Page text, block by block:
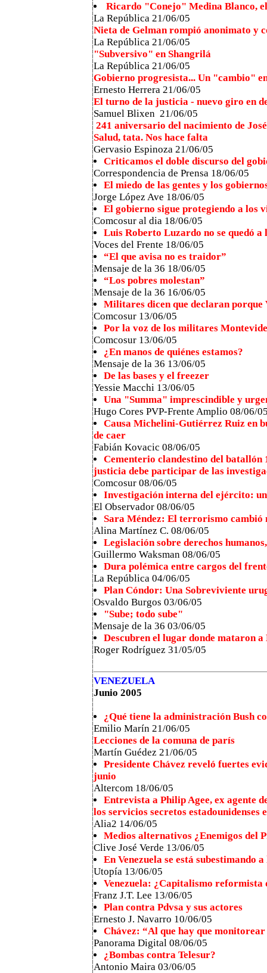
Ricardo "Conejo" Medina Blanco,
La República 21/06/05
Nieta de Gelman rompió anonimato y
La República 21/06/05
"Subversivo" en Shangrilá
La República 21/06/05
Gobierno progresista... Un "cambio"
Ernesto Herrera 21/06/05
El turno de la justicia - nuevo giro en
Samuel Blixen 21/06/05
241 aniversario del nacimiento de
Salud, tata. Nos hace falta
Gervasio Espinoza 21/06/05
Criticamos el doble discurso del
Correspondencia de Prensa 18/06/05
El miedo de las gentes y los
Jorge López Ave 18/06/05
El gobierno sigue protegiendo a los
Comcosur al dia 18/06/05
Luis Roberto Luzardo no se quedó a
Voces del Frente 18/06/05
“El que avisa no es traidor”
Mensaje de la 36 18/06/05
“Los pobres molestan”
Mensaje de la 36 16/06/05
Militares dicen que declaran porque
Comcosur 13/06/05
Por la voz de los militares
Comcosur 13/06/05
¿En manos de quiénes estamos?
Mensaje de la 36 13/06/05
De las bases y el freezer
Yessie Macchi 13/06/05
Una "Summa" imprescindible y
Hugo Cores PVP-Frente Amplio 08/06/
Causa Michelini-Gutiérrez Ruiz en
de caer
Fabián Kovacic 08/06/05
Cementerio clandestino del batallón
justicia debe participar de las
Comcosur 08/06/05
Investigación interna del ejército:
El Observador 08/06/05
Sara Méndez: El terrorismo cambió
Alina Martínez C. 08/06/05
Legislación sobre derechos
Guillermo Waksman 08/06/05
Dura polémica entre cargos del
La República 04/06/05
Plan Cóndor: Una Sobreviviente
Osvaldo Burgos 03/06/05
"Sube; todo sube"
Mensaje de la 36 03/06/05
Descubren el lugar donde mataron
Roger Rodríguez 31/05/05
VENEZUELA
Junio 2005
¿Qué tiene la administración Bush
Emilio Marín 21/06/05
Lecciones de la comuna de parís
Martín Guédez 21/06/05
Presidente Chávez reveló fuertes
junio
Altercom 18/06/05
Entrevista a Philip Agee, ex agente
los servicios secretos estadounidenses
Alia2 14/06/05
Medios alternativos ¿Enemigos del
Clive José Verde 13/06/05
En Venezuela se está subestimando
Utopía 13/06/05
Venezuela: ¿Capitalismo reformista
Franz J.T. Lee 13/06/05
Plan contra Pdvsa y sus actores
Ernesto J. Navarro 10/06/05
Chávez: “Al que hay que monitorear
Panorama Digital 08/06/05
¿Bombas contra Telesur?
Antonio Maira 03/06/05